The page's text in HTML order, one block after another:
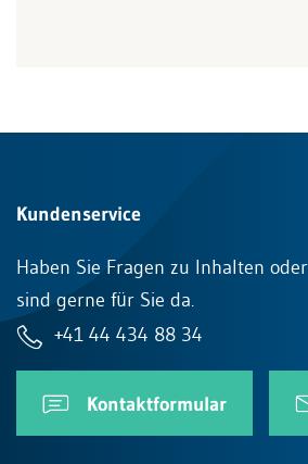
Kundenservice
Haben Sie Fragen zu Inhalten
sind gerne für Sie da.
+41 44 434 88 34
Kontaktformular